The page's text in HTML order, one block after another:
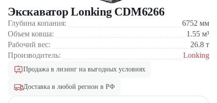
Экскаватор Lonking CDM6266
Глубина копания: 6752 мм
Объем ковша:
1.55 м³
Рабочий вес:
26.8 т
Производитель:
Lonking
Продажа в лизинг на выгодных условиях
Доставка в любой регион в РФ